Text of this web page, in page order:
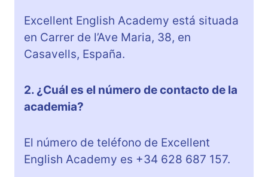
Excellent English Academy está situada
en Carrer de l’Ave Maria, 38, en
Casavells, España.
2. ¿Cuál es el número de contacto de la
academia?
El número de teléfono de Excellent
English Academy es +34 628 687 157.